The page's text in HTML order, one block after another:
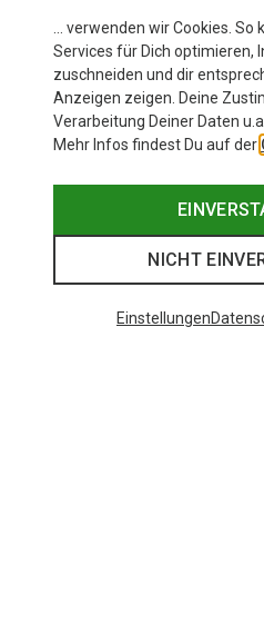
… verwenden wir Cookies. So
Services für Dich optimieren,
zuschneiden und dir
Anzeigen zeigen. Deine
Verarbeitung Deiner Daten
Mehr Infos findest Du auf der
NICHT
Einstellungen